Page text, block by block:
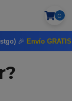
🎉 Envío
0